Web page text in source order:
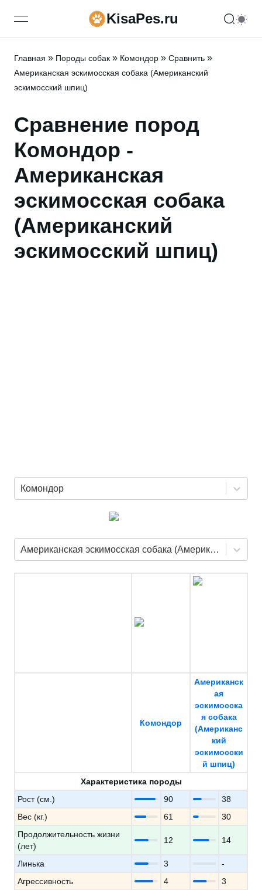
open navigation menuKisaPes.ru
Главная » Породы собак » Комондор » Сравнить »
Американская эскимосская собака (Американский
эскимосский шпиц)
Сравнение пород
Комондор -
Американская
эскимосская собака
(Американский
эскимосский шпиц)
Комондор
Американская эскимосская собака (Американский эскимосский шпиц)
Комондор
Американск
ая
эскимосска
я собака
(Американс
кий
эскимосски
й шпиц)
Характеристика породы
Рост (см.)
90
38
Вес (кг.)
61
30
Продолжительность жизни
(лет)
12 14
Линька 3
-
Агрессивность
4
3